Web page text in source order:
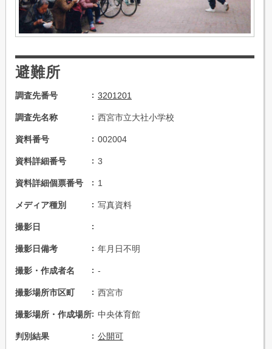
避難所
調査先番号 3201201
調査先名称 西宮市立大社小学校
資料番号 002004
資料詳細番号 3
資料詳細個票番号 1
メディア種別 写真資料
撮影日
撮影日備考 年月日不明
撮影・作成者名 -
撮影場所市区町 西宮市
撮影場所・作成場所 中央体育館
判別結果 公開可